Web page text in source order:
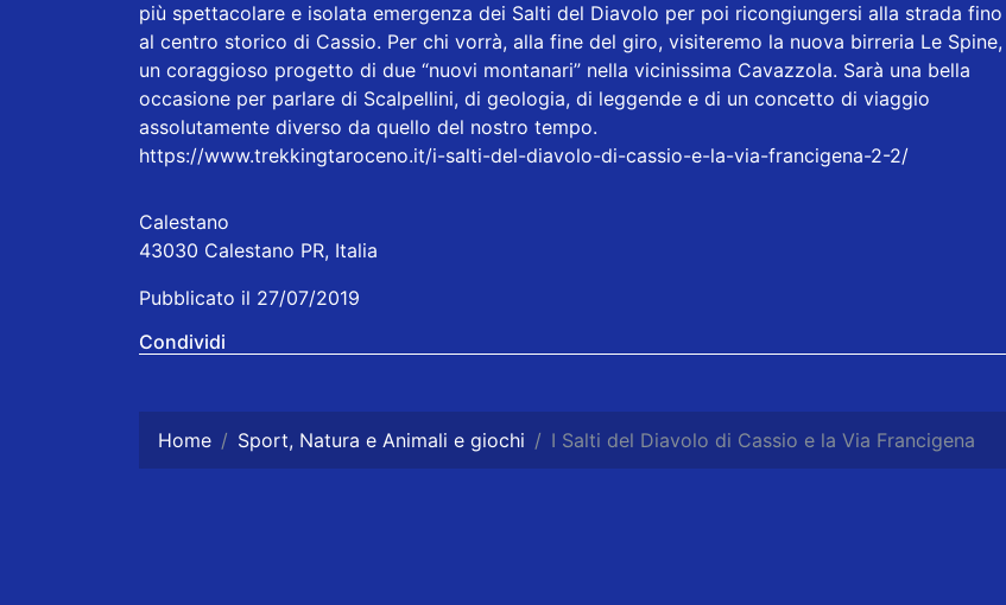
più spettacolare e isolata emergenza dei Salti del Diavolo per poi ricongiungersi alla strada fino
al centro storico di Cassio. Per chi vorrà, alla fine del giro, visiteremo la nuova birreria Le Spine,
un coraggioso progetto di due “nuovi montanari” nella vicinissima Cavazzola. Sarà una bella
occasione per parlare di Scalpellini, di geologia, di leggende e di un concetto di viaggio
assolutamente diverso da quello del nostro tempo.
https://www.trekkingtaroceno.it/i-salti-del-diavolo-di-cassio-e-la-via-francigena-2-2/
Calestano
43030 Calestano PR, Italia
Pubblicato il 27/07/2019
Condividi
Home Sport, Natura e Animali e giochi I Salti del Diavolo di Cassio e la Via Francigena